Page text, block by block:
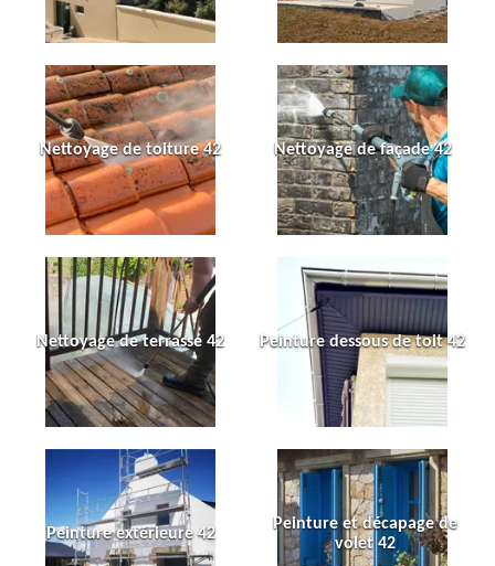
Nettoyage de toiture 42 Nettoyage de façade 42
Nettoyage de terrasse 42 Peinture dessous de toit 42
Peinture extérieure 42
Peinture et décapage de
volet 42